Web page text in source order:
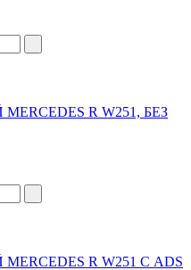
R W251, БЕЗ
R W251 С ADS